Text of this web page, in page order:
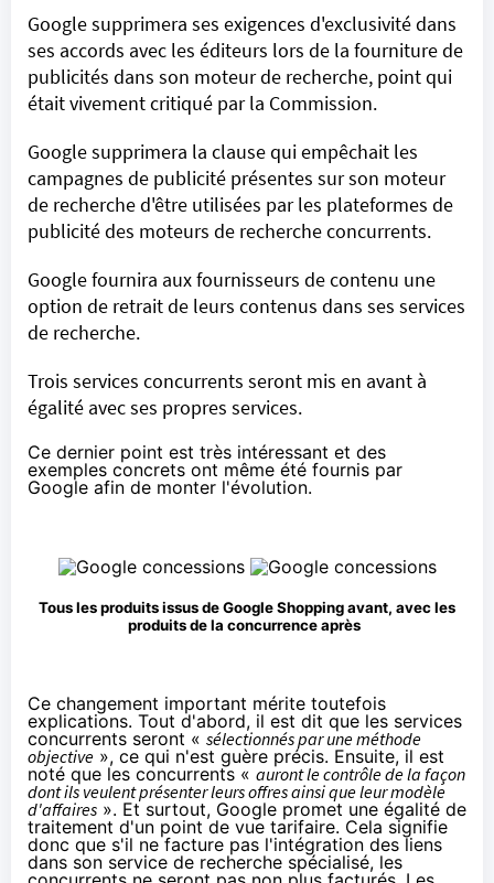
Google supprimera ses exigences d'exclusivité dans
ses accords avec les éditeurs lors de la fourniture de
publicités dans son moteur de recherche, point qui
était vivement critiqué par la Commission.
Google supprimera la clause qui empêchait les
campagnes de publicité présentes sur son moteur
de recherche d'être utilisées par les plateformes de
publicité des moteurs de recherche concurrents.
Google fournira aux fournisseurs de contenu une
option de retrait de leurs contenus dans ses services
de recherche.
Trois services concurrents seront mis en avant à
égalité avec ses propres services.
Ce dernier point est très intéressant et des
exemples concrets ont même été fournis par
Google afin de monter l'évolution.
Tous les produits issus de Google Shopping avant, avec les
produits de la concurrence après
Ce changement important mérite toutefois
explications. Tout d'abord, il est dit que les services
concurrents seront « sélectionnés par une méthode
objective », ce qui n'est guère précis. Ensuite, il est
noté que les concurrents « auront le contrôle de la façon
dont ils veulent présenter leurs offres ainsi que leur modèle
d'affaires ». Et surtout, Google promet une égalité de
traitement d'un point de vue tarifaire. Cela signifie
donc que s'il ne facture pas l'intégration des liens
dans son service de recherche spécialisé, les